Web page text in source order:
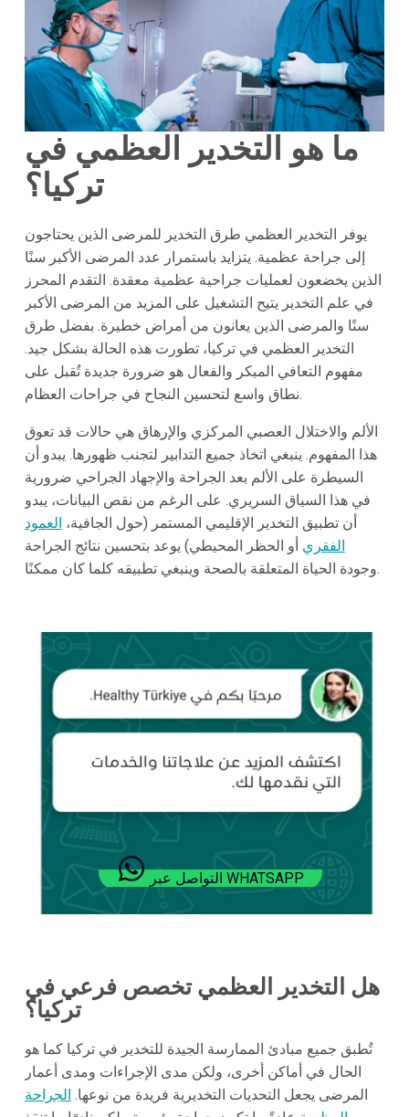
ما هو التخدير العظمي في
تركيا؟
يوفر التخدير العظمي طرق التخدير للمرضى الذين يحتاجون
إلى جراحة عظمية. يتزايد باستمرار عدد المرضى الأكبر سنًا
الذين يخضعون لعمليات جراحية عظمية معقدة. التقدم المحرز
في علم التخدير يتيح التشغيل على المزيد من المرضى الأكبر
سنًا والمرضى الذين يعانون من أمراض خطيرة. بفضل طرق
التخدير العظمي في تركيا، تطورت هذه الحالة بشكل جيد.
مفهوم التعافي المبكر والفعال هو ضرورة جديدة تُقبل على
نطاق واسع لتحسين النجاح في جراحات العظام.
الألم والاختلال العصبي المركزي والإرهاق هي حالات قد تعوق
هذا المفهوم. ينبغي اتخاذ جميع التدابير لتجنب ظهورها. يبدو أن
السيطرة على الألم بعد الجراحة والإجهاد الجراحي ضرورية
في هذا السياق السريري. على الرغم من نقص البيانات، يبدو
أن تطبيق التخدير الإقليمي المستمر (حول الجافية، العمود
الفقري أو الحظر المحيطي) يوعد بتحسين نتائج الجراحة
وجودة الحياة المتعلقة بالصحة وينبغي تطبيقه كلما كان ممكنًا.
التواصل عبر WHATSAPP
هل التخدير العظمي تخصص فرعي في
تركيا؟
تُطبق جميع مبادئ الممارسة الجيدة للتخدير في تركيا كما هو
الحال في أماكن أخرى، ولكن مدى الإجراءات ومدى أعمار
المرضى يجعل التحديات التخديرية فريدة من نوعها. الجراحة